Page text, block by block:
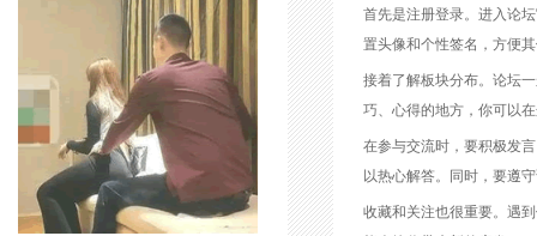
首先是注册登录。进入论
置头像和个性签名，方便
接着了解板块分布。论坛
巧、心得的地方，你可以
在参与交流时，要积极发
以热心解答。同时，要遵
收藏和关注也很重要。遇